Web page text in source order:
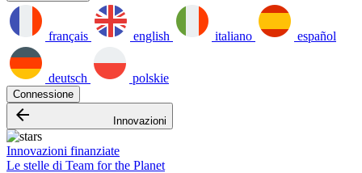
français english italiano español
deutsch polskie
Connessione
arrow_backward Innovazioni
Innovazioni finanziate
Le stelle di Team for the Planet